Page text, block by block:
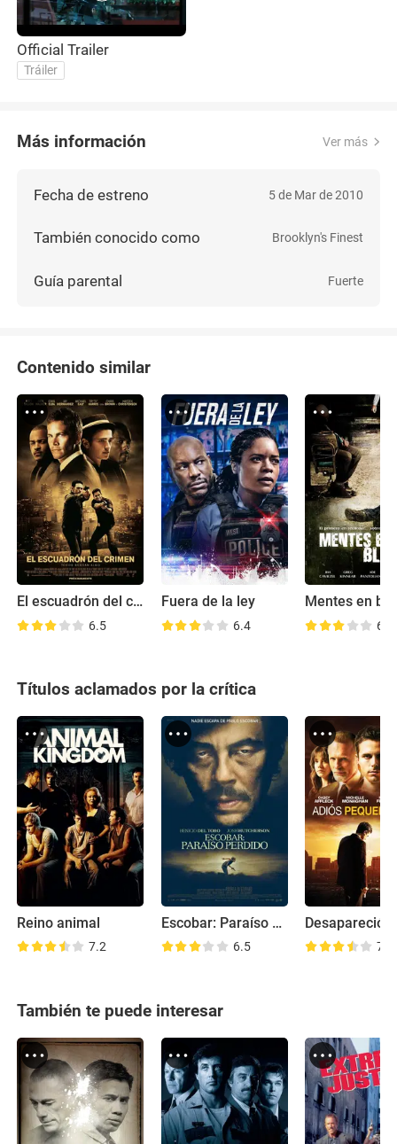
Official Trailer
Tráiler
Más información Ver más
Fecha de estreno 5 de Mar de 2010
También conocido como Brooklyn's Finest
Guía parental Fuerte
Contenido similar
El escuadrón del crimen
6.5
Fuera de la ley
6.4
Mentes en
6.4
Títulos aclamados por la crítica
Reino animal
7.2
Escobar: Paraíso perdido
6.5 7.8
También te puede interesar